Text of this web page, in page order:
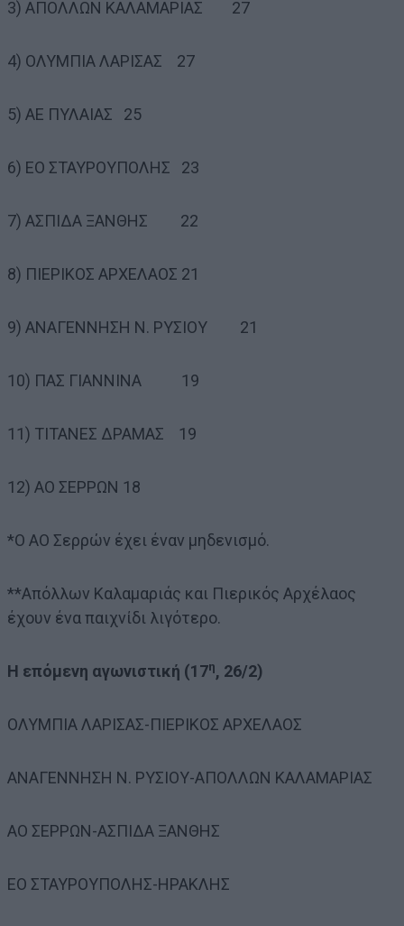
3) ΑΠΟΛΛΩΝ ΚΑΛΑΜΑΡΙΑΣ 27
4) ΟΛΥΜΠΙΑ ΛΑΡΙΣΑΣ 27
5) ΑΕ ΠΥΛΑΙΑΣ 25
6) ΕΟ ΣΤΑΥΡΟΥΠΟΛΗΣ 23
7) ΑΣΠΙΔΑ ΞΑΝΘΗΣ 22
8) ΠΙΕΡΙΚΟΣ ΑΡΧΕΛΑΟΣ 21
9) ΑΝΑΓΕΝΝΗΣΗ Ν. ΡΥΣΙΟΥ 21
10) ΠΑΣ ΓΙΑΝΝΙΝΑ 19
11) ΤΙΤΑΝΕΣ ΔΡΑΜΑΣ 19
12) ΑΟ ΣΕΡΡΩΝ 18
*Ο ΑΟ Σερρών έχει έναν μηδενισμό.
**Απόλλων Καλαμαριάς και Πιερικός Αρχέλαος
έχουν ένα παιχνίδι λιγότερο.
Η επόμενη αγωνιστική (17η, 26/2)
ΟΛΥΜΠΙΑ ΛΑΡΙΣΑΣ-ΠΙΕΡΙΚΟΣ ΑΡΧΕΛΑΟΣ
ΑΝΑΓΕΝΝΗΣΗ Ν. ΡΥΣΙΟΥ-ΑΠΟΛΛΩΝ ΚΑΛΑΜΑΡΙΑΣ
ΑΟ ΣΕΡΡΩΝ-ΑΣΠΙΔΑ ΞΑΝΘΗΣ
ΕΟ ΣΤΑΥΡΟΥΠΟΛΗΣ-ΗΡΑΚΛΗΣ